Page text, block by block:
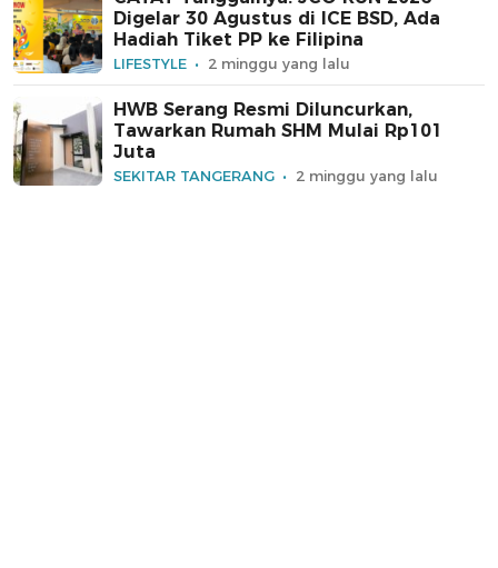
Digelar 30 Agustus di ICE BSD, Ada
Hadiah Tiket PP ke Filipina
LIFESTYLE 2 minggu yang lalu
HWB Serang Resmi Diluncurkan,
Tawarkan Rumah SHM Mulai Rp101
Juta
SEKITAR TANGERANG 2 minggu yang lalu